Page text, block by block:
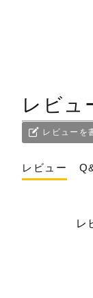
レビュ
レビューを
レビュー
レ